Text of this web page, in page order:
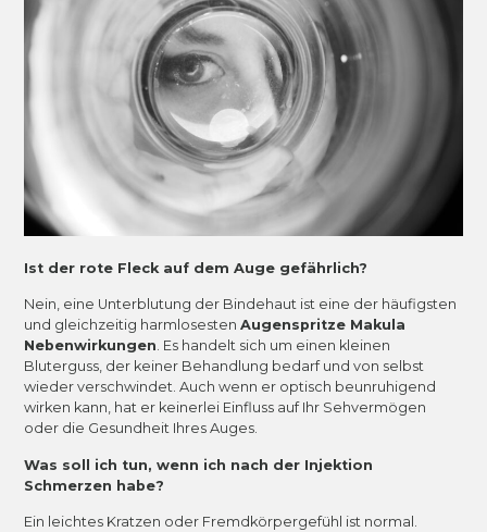
Ist der rote Fleck auf dem Auge gefährlich?
Nein, eine Unterblutung der Bindehaut ist eine der häufigsten
und gleichzeitig harmlosestenAugenspritze Makula
Nebenwirkungen. Es handelt sich um einen kleinen
Bluterguss, der keiner Behandlung bedarf und von selbst
wieder verschwindet. Auch wenn er optisch beunruhigend
wirken kann, hat er keinerlei Einfluss auf Ihr Sehvermögen
oder die Gesundheit Ihres Auges.
Was soll ich tun, wenn ich nach der Injektion
Schmerzen habe?
Ein leichtes Kratzen oder Fremdkörpergefühl ist normal.